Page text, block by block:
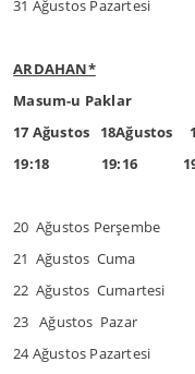
31 Ağustos Pazartesi
ARDAHAN*
Masum-u Paklar
17 Ağustos 18Ağustos
19:18 19:16
20 Ağustos
21 Ağustos Cuma
22 Ağustos Cumartesi
23 Ağustos Pazar
24 Ağustos Pazartesi